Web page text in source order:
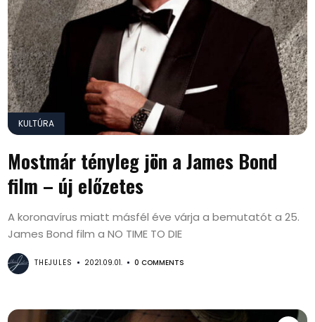
KULTÚRA
Mostmár tényleg jön a James Bond
film – új előzetes
A koronavírus miatt másfél éve várja a bemutatót a 25.
James Bond film a NO TIME TO DIE
THEJULES 2021.09.01. 0 COMMENTS